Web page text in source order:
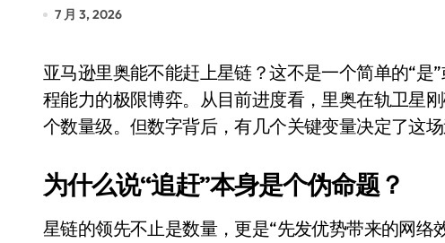
召回X9、合作大众遇冷、高端梦碎：小鹏的
比Model 3便宜？不，比Model 3有面儿——
Xbox 25岁生日送壁纸送徽章，就是不送主
别再用汽车USB给MacBook充电了！老司机
7 月 3, 2026
亚马逊里奥能不能赶上星链？这不是一个简单的“是”或“否”的问题，更像是一场时间、资本与工
程能力的极限博弈。从目前进度看，里奥在轨卫星
个数量级。但数字背后，有几个关键变量决定了这场
为什么说“追赶”本身是个伪命题？
星链的领先不止是数量，更是“先发优势带来的网